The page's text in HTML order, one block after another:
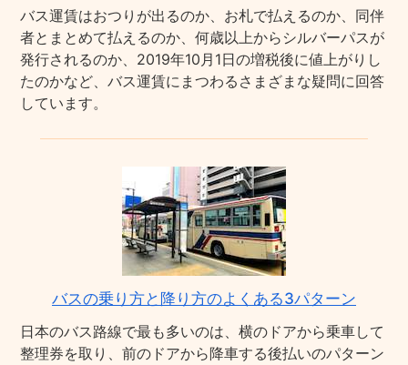
バス運賃はおつりが出るのか、お札で払えるのか、同伴
者とまとめて払えるのか、何歳以上からシルバーパスが
発行されるのか、2019年10月1日の増税後に値上がりし
たのかなど、バス運賃にまつわるさまざまな疑問に回答
しています。
バスの乗り方と降り方のよくある3パターン
日本のバス路線で最も多いのは、横のドアから乗車して
整理券を取り、前のドアから降車する後払いのパターン